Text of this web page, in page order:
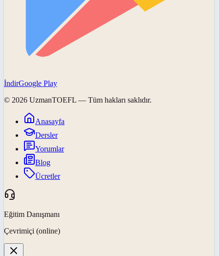
İndirGoogle Play
© 2026 UzmanTOEFL — Tüm hakları saklıdır.
Anasayfa
Dersler
Yorumlar
Blog
Ücretler
Eğitim Danışmanı
Çevrimiçi (online)